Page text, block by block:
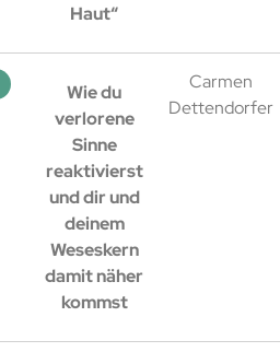
Haut“
Wie du
verlorene
Sinne
reaktivierst
und dir und
deinem
Weseskern
damit näher
kommst
Carmen
Dettendorfer